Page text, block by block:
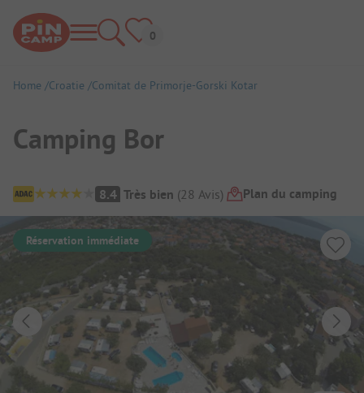
Home Croatie Comitat de Primorje-Gorski Kotar
Camping Bor
Aperçu du camping
8.4 Très bien (28 Avis) Plan du camping
Réservation immédiate